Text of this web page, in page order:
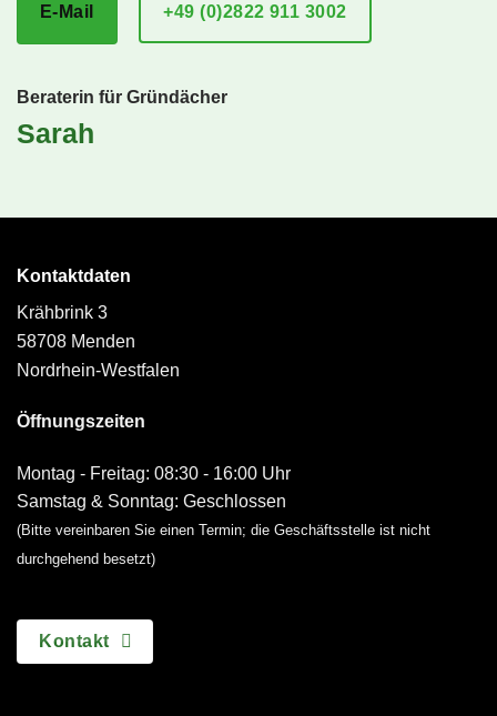
E-Mail +49 (0)2822 911 3002
Beraterin für Gründächer
Sarah
Kontaktdaten
Krähbrink 3
58708 Menden
Nordrhein-Westfalen
Öffnungszeiten
Montag - Freitag: 08:30 - 16:00 Uhr
Samstag & Sonntag: Geschlossen
(Bitte vereinbaren Sie einen Termin; die Geschäftsstelle ist nicht
durchgehend besetzt)
Kontakt